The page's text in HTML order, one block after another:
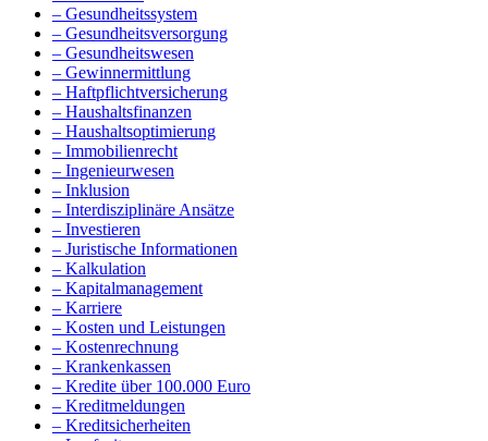
– Gesundheitssystem
– Gesundheitsversorgung
– Gesundheitswesen
– Gewinnermittlung
– Haftpflichtversicherung
– Haushaltsfinanzen
– Haushaltsoptimierung
– Immobilienrecht
– Ingenieurwesen
– Inklusion
– Interdisziplinäre Ansätze
– Investieren
– Juristische Informationen
– Kalkulation
– Kapitalmanagement
– Karriere
– Kosten und Leistungen
– Kostenrechnung
– Krankenkassen
– Kredite über 100.000 Euro
– Kreditmeldungen
– Kreditsicherheiten